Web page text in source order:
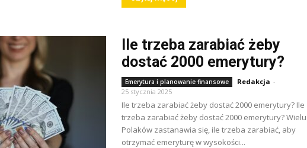
Ile trzeba zarabiać żeby
dostać 2000 emerytury?
Emerytura i planowanie finansowe Redakcja -
25 stycznia 2025
Ile trzeba zarabiać żeby dostać 2000 emerytury? Ile
trzeba zarabiać żeby dostać 2000 emerytury? Wielu
Polaków zastanawia się, ile trzeba zarabiać, aby
otrzymać emeryturę w wysokości...